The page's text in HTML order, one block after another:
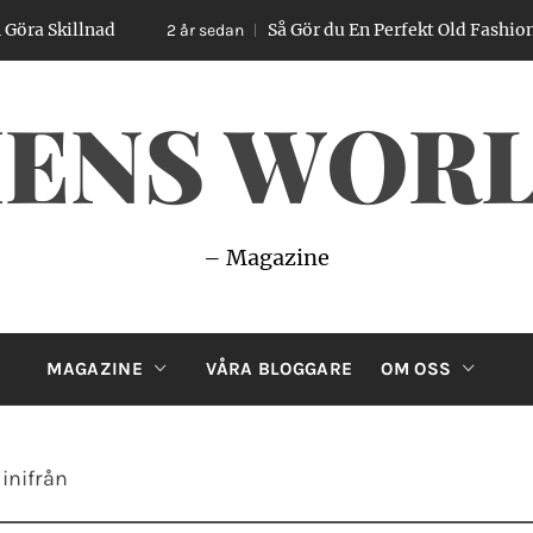
2 år sedan Så Gör du En Perfekt Old Fashioned –
– Magazine
MAGAZINE VÅRA BLOGGARE OM OSS
inifrån